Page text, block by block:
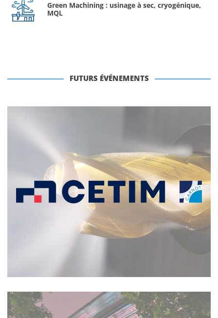
Green Machining : usinage à sec, cryogénique,
MQL
FUTURS ÉVÉNEMENTS
Réunion CETIM Senlis – Usinage
Cryogénique